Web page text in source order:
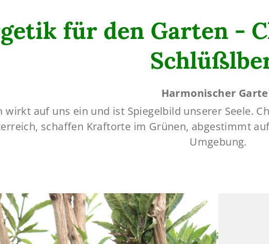
für den Garten -
Harmonischer
wirkt auf uns ein und ist Spiegelbild unserer Seele.
schaffen Kraftorte im Grünen, abgestimmt
Umgebung.